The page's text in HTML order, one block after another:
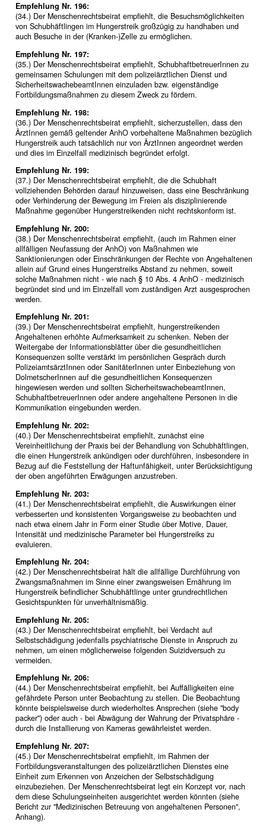
Empfehlung Nr. 196:
(34.) Der Menschenrechtsbeirat empfiehlt, die Besuchsmöglichkeiten
von Schubhäftlingen im Hungerstreik großzügig zu handhaben und
auch Besuche in der (Kranken-)Zelle zu ermöglichen.
Empfehlung Nr. 197:
(35.) Der Menschenrechtsbeirat empfiehlt, SchubhaftbetreuerInnen zu
gemeinsamen Schulungen mit dem polizeiärztlichen Dienst und
SicherheitswachebeamtInnen einzuladen bzw. eigenständige
Fortbildungsmaßnahmen zu diesem Zweck zu fördern.
Empfehlung Nr. 198:
(36.) Der Menschenrechtsbeirat empfiehlt, sicherzustellen, dass den
ÄrztInnen gemäß geltender AnhO vorbehaltene Maßnahmen bezüglich
Hungerstreik auch tatsächlich nur von ÄrztInnen angeordnet werden
und dies im Einzelfall medizinisch begründet erfolgt.
Empfehlung Nr. 199:
(37.) Der Menschenrechtsbeirat empfiehlt, die die Schubhaft
vollziehenden Behörden darauf hinzuweisen, dass eine Beschränkung
oder Verhinderung der Bewegung im Freien als disziplinierende
Maßnahme gegenüber Hungerstreikenden nicht rechtskonform ist.
Empfehlung Nr. 200:
(38.) Der Menschenrechtsbeirat empfiehlt, (auch im Rahmen einer
allfälligen Neufassung der AnhO) von Maßnahmen wie
Sanktionierungen oder Einschränkungen der Rechte von Angehaltenen
allein auf Grund eines Hungerstreiks Abstand zu nehmen, soweit
solche Maßnahmen nicht - wie nach § 10 Abs. 4 AnhO - medizinisch
begründet sind und im Einzelfall vom zuständigen Arzt ausgesprochen
werden.
Empfehlung Nr. 201:
(39.) Der Menschenrechtsbeirat empfiehlt, hungerstreikenden
Angehaltenen erhöhte Aufmerksamkeit zu schenken. Neben der
Weitergabe der Informationsblätter über die gesundheitlichen
Konsequenzen sollte verstärkt im persönlichen Gespräch durch
PolizeiamtsärztInnen oder SanitäterInnen unter Einbeziehung von
DolmetscherInnen auf die gesundheitlichen Konsequenzen
hingewiesen werden und sollten SicherheitswachebeamtInnen,
SchubhaftbetreuerInnen oder andere angehaltene Personen in die
Kommunikation eingebunden werden.
Empfehlung Nr. 202:
(40.) Der Menschenrechtsbeirat empfiehlt, zunächst eine
Vereinheitlichung der Praxis bei der Behandlung von Schubhäftlingen,
die einen Hungerstreik ankündigen oder durchführen, insbesondere in
Bezug auf die Feststellung der Haftunfähigkeit, unter Berücksichtigung
der oben angeführten Erwägungen anzustreben.
Empfehlung Nr. 203:
(41.) Der Menschenrechtsbeirat empfiehlt, die Auswirkungen einer
verbesserten und konsistenten Vorgangsweise zu beobachten und
nach etwa einem Jahr in Form einer Studie über Motive, Dauer,
Intensität und medizinische Parameter bei Hungerstreiks zu
evaluieren.
Empfehlung Nr. 204:
(42.) Der Menschenrechtsbeirat hält die allfällige Durchführung von
Zwangsmaßnahmen im Sinne einer zwangsweisen Ernährung im
Hungerstreik befindlicher Schubhäftlinge unter grundrechtlichen
Gesichtspunkten für unverhältnismäßig.
Empfehlung Nr. 205:
(43.) Der Menschenrechtsbeirat empfiehlt, bei Verdacht auf
Selbstschädigung jedenfalls psychiatrische Dienste in Anspruch zu
nehmen, um einen möglicherweise folgenden Suizidversuch zu
vermeiden.
Empfehlung Nr. 206:
(44.) Der Menschenrechtsbeirat empfiehlt, bei Auffälligkeiten eine
gefährdete Person unter Beobachtung zu stellen. Die Beobachtung
könnte beispielsweise durch wiederholtes Ansprechen (siehe "body
packer") oder auch - bei Abwägung der Wahrung der Privatsphäre -
durch die Installierung von Kameras gewährleistet werden.
Empfehlung Nr. 207:
(45.) Der Menschenrechtsbeirat empfiehlt, im Rahmen der
Fortbildungsveranstaltungen des polizeiärztlichen Dienstes eine
Einheit zum Erkennen von Anzeichen der Selbstschädigung
einzubeziehen. Der Menschenrechtsbeirat legt ein Konzept vor, nach
dem diese Schulungseinheiten ausgerichtet werden könnten (siehe
Bericht zur "Medizinischen Betreuung von angehaltenen Personen",
Anhang).